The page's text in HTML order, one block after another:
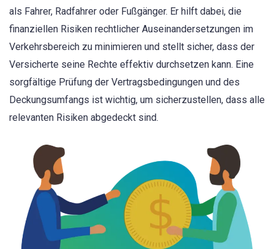
als Fahrer, Radfahrer oder Fußgänger. Er hilft dabei, die
finanziellen Risiken rechtlicher Auseinandersetzungen im
Verkehrsbereich zu minimieren und stellt sicher, dass der
Versicherte seine Rechte effektiv durchsetzen kann. Eine
sorgfältige Prüfung der Vertragsbedingungen und des
Deckungsumfangs ist wichtig, um sicherzustellen, dass alle
relevanten Risiken abgedeckt sind.